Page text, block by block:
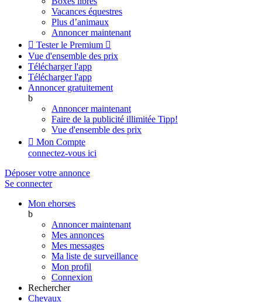
Vacances équestres
Plus d’animaux
Annoncer maintenant
 Tester le Premium 
Vue d'ensemble des prix
Télécharger l'app
Télécharger l'app
Annoncer gratuitement
b
Annoncer maintenant
Faire de la publicité illimitée Tipp!
Vue d'ensemble des prix
 Mon Compte
connectez-vous ici
Déposer votre annonce
Se connecter
Mon ehorses
b
Annoncer maintenant
Mes annonces
Mes messages
Ma liste de surveillance
Mon profil
Connexion
Rechercher
Chevaux